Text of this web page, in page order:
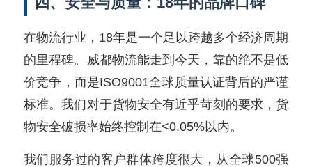
在物流行业，18年是一个足以跨越多个经济周期
的里程碑。威都物流能走到今天，靠的绝不是低
价竞争，而是ISO9001全球质量认证背后的严谨
标准。我们对于货物安全有近乎苛刻的要求，货
物安全破损率始终控制在<0.05%以内。
我们服务过的客户群体跨度很大，从全球500强